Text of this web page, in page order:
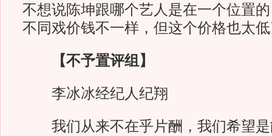
不想说陈坤跟哪个艺人是在一个位置
不同戏价钱不一样，但这个价格也太
【不予置评组】
李冰冰经纪人纪翔
我们从来不在乎片酬，我们希望是